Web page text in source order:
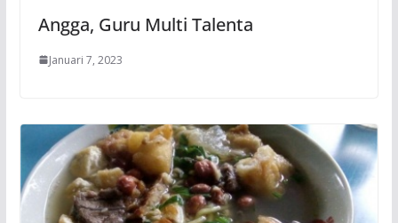
Angga, Guru Multi Talenta
Januari 7, 2023